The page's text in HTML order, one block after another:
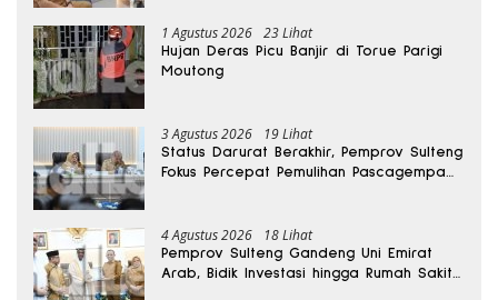
1 Agustus 2026 23 Lihat
Hujan Deras Picu Banjir di Torue Parigi
Moutong
3 Agustus 2026 19 Lihat
Status Darurat Berakhir, Pemprov Sulteng
Fokus Percepat Pemulihan Pascagempa
4 Agustus 2026 18 Lihat
Pemprov Sulteng Gandeng Uni Emirat
Arab, Bidik Investasi hingga Rumah Sakit